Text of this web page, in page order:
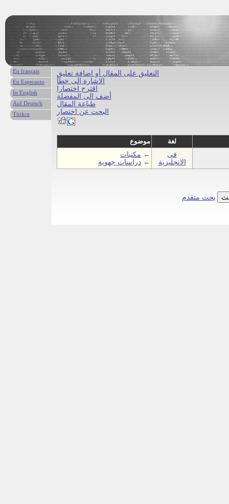
التعليق على المقال أو اضافة تعليق
الاشارة الى خطأ
اقترح اختصارا
أضف الى المفضلة
طباعة المقال
البحث عن اختصار
موضوع
لغة
← مكتبات
← دراسات جهوية
فى
الانجليزية
بحث متقدم
En français
En Esperanto
In English
Auf Deutsch
Türkce